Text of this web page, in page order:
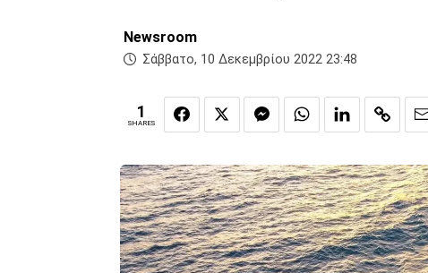
Newsroom
Σάββατο, 10 Δεκεμβρίου 2022 23:48
1
SHARES